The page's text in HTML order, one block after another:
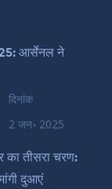
आर्सेनल ने
दिनांक
2 जन॰ 2025
का तीसरा चरण:
दुआएं